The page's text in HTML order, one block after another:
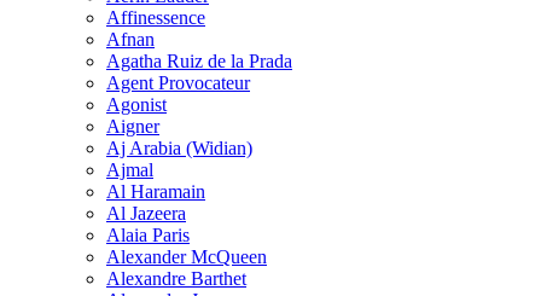
Affinessence
Afnan
Agatha Ruiz de la Prada
Agent Provocateur
Agonist
Aigner
Aj Arabia (Widian)
Ajmal
Al Haramain
Al Jazeera
Alaia Paris
Alexander McQueen
Alexandre Barthet